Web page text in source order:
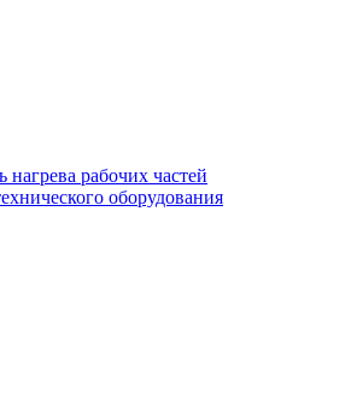
нагрева рабочих частей
оборудования